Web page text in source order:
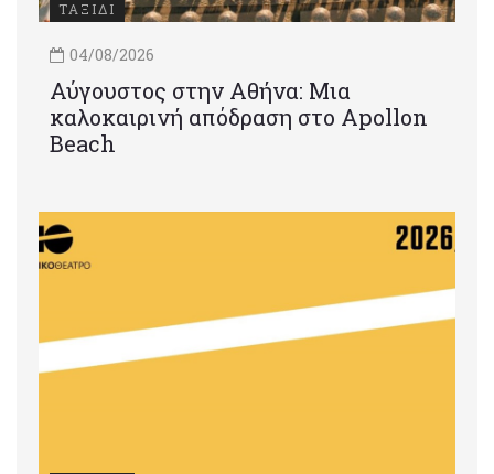
ΤΑΞΙΔΙ
04/08/2026
Αύγουστος στην Αθήνα: Μια
καλοκαιρινή απόδραση στο Apollon
Beach